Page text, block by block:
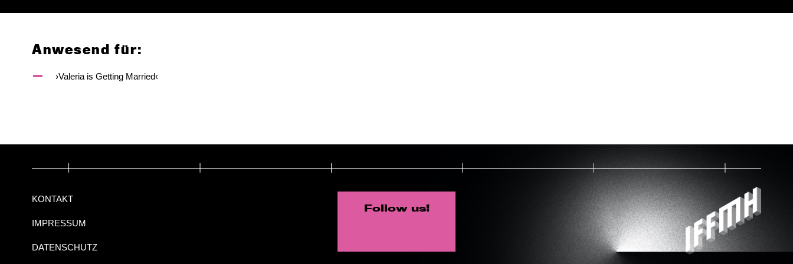
Anwesend für:
›Valeria is Getting Married‹
KONTAKT
IMPRESSUM
DATENSCHUTZ
Follow us!